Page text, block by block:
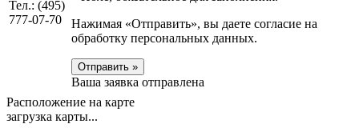
Тел.: (495)
777-07-70
Нажимая «Отправить», вы даете согласие на
обработку персональных данных.
Отправить »
Ваша заявка отправлена
Расположение на карте
загрузка карты...